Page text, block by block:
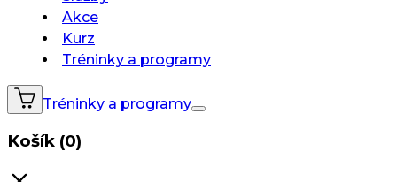
Akce
Kurz
Tréninky a programy
Tréninky a programy
Košík (0)